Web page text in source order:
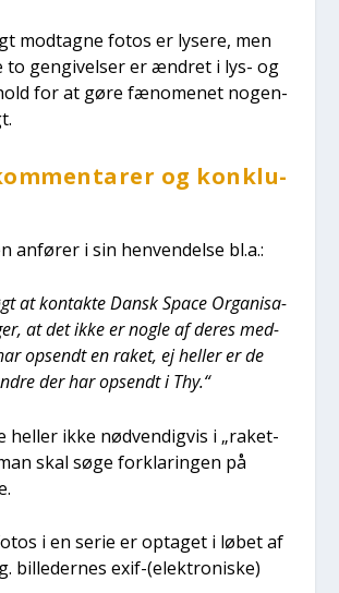
mod­tag­ne fotos er lyse­re, men
to gen­gi­vel­ser er ændret i lys- og
for at gøre fæno­me­net nogen­
kom­men­ta­rer og kon­klu­
anfø­rer i sin hen­ven­del­se bl.a.:
at kon­tak­te Dansk Spa­ce Orga­ni­sa­
at det ikke er nog­le af deres med­
opsendt en raket, ej hel­ler er de
der har opsendt i Thy.“
hel­ler ikke nød­ven­dig­vis i „raket-
skal søge for­kla­rin­gen på
i en serie er opta­get i løbet af
bil­le­der­nes exif-(elektroniske)